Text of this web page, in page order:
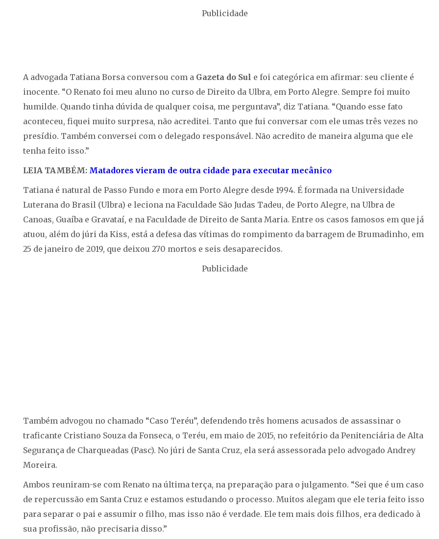
Publicidade
A advogada Tatiana Borsa conversou com a Gazeta do Sul e foi categórica em afirmar: seu cliente é
inocente. “O Renato foi meu aluno no curso de Direito da Ulbra, em Porto Alegre. Sempre foi muito
humilde. Quando tinha dúvida de qualquer coisa, me perguntava”, diz Tatiana. “Quando esse fato
aconteceu, fiquei muito surpresa, não acreditei. Tanto que fui conversar com ele umas três vezes no
presídio. Também conversei com o delegado responsável. Não acredito de maneira alguma que ele
tenha feito isso.”
LEIA TAMBÉM: Matadores vieram de outra cidade para executar mecânico
Tatiana é natural de Passo Fundo e mora em Porto Alegre desde 1994. É formada na Universidade
Luterana do Brasil (Ulbra) e leciona na Faculdade São Judas Tadeu, de Porto Alegre, na Ulbra de
Canoas, Guaíba e Gravataí, e na Faculdade de Direito de Santa Maria. Entre os casos famosos em que já
atuou, além do júri da Kiss, está a defesa das vítimas do rompimento da barragem de Brumadinho, em
25 de janeiro de 2019, que deixou 270 mortos e seis desaparecidos.
Publicidade
Também advogou no chamado “Caso Teréu”, defendendo três homens acusados de assassinar o
traficante Cristiano Souza da Fonseca, o Teréu, em maio de 2015, no refeitório da Penitenciária de Alta
Segurança de Charqueadas (Pasc). No júri de Santa Cruz, ela será assessorada pelo advogado Andrey
Moreira.
Ambos reuniram-se com Renato na última terça, na preparação para o julgamento. “Sei que é um caso
de repercussão em Santa Cruz e estamos estudando o processo. Muitos alegam que ele teria feito isso
para separar o pai e assumir o filho, mas isso não é verdade. Ele tem mais dois filhos, era dedicado à
sua profissão, não precisaria disso.”